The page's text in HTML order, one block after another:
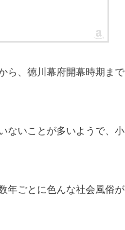
ら、徳川幕府開幕時期まで
ないことが多いようで、小
年ごとに色んな社会風俗が